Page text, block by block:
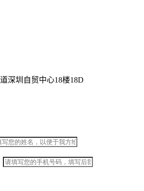
深圳自贸中心18楼18D